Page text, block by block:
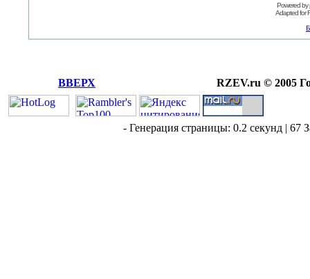
Powered by
Adapted for
ВВЕРХ RZEV.ru © 2005
- Генерация страницы: 0.2 секунд |